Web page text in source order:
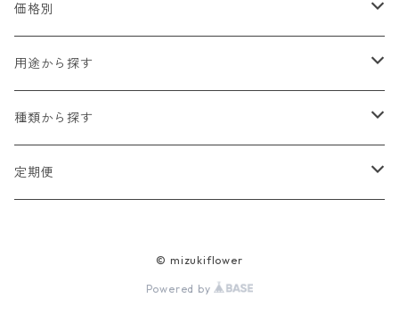
価格別
2,000円以下
2,000円〜5,000円
5,000円〜10,000円
用途から探す
贈り物（お祝い・お見舞い・プレゼント）
自宅用
種類から探す
生花
定期便
© mizukiflower
Powered by